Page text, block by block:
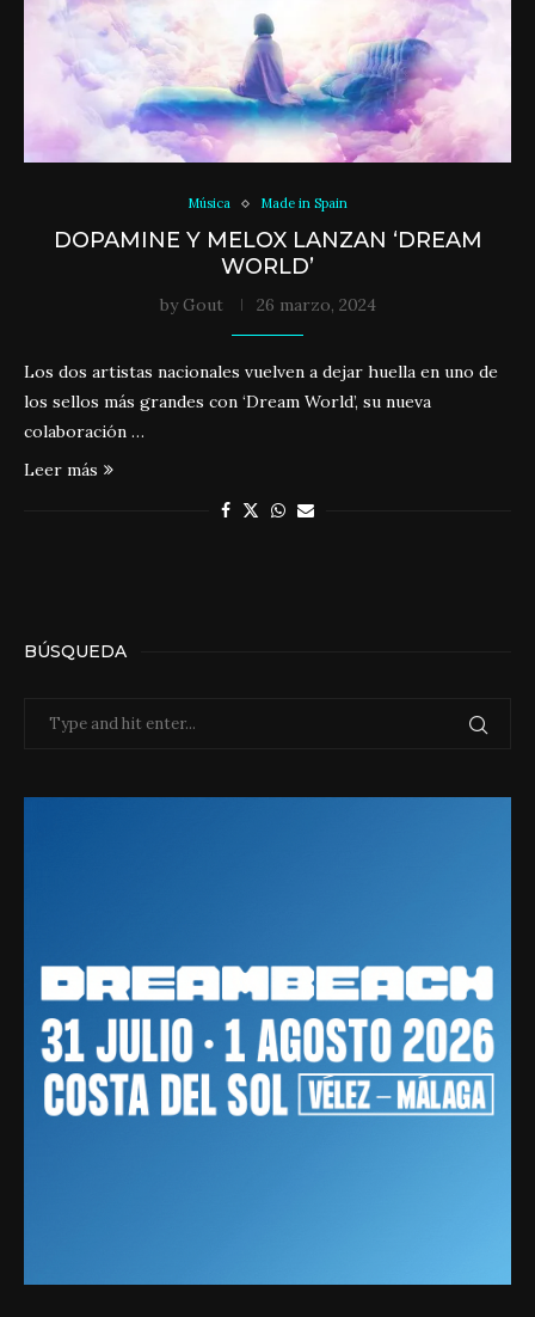
Música Made in Spain
DOPAMINE Y MELOX LANZAN ‘DREAM
WORLD’
by Gout 26 marzo, 2024
Los dos artistas nacionales vuelven a dejar huella en uno de
los sellos más grandes con ‘Dream World’, su nueva
colaboración …
Leer más
BÚSQUEDA